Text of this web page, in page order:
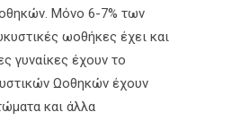
Μόνο 6-7% των
ωοθήκες έχει και
γυναίκες έχουν το
Ωοθηκών έχουν
και άλλα